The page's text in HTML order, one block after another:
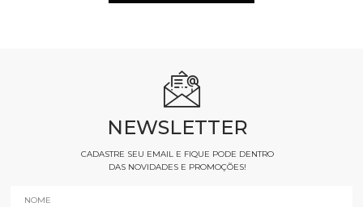
NEWSLETTER
CADASTRE SEU EMAIL E FIQUE PODE DENTRO
DAS NOVIDADES E PROMOÇÕES!